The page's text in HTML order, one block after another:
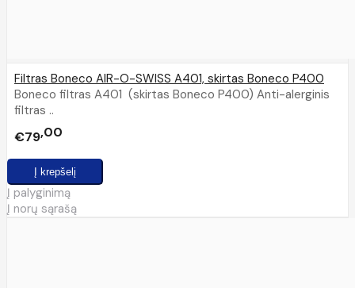
Filtras Boneco AIR-O-SWISS A401, skirtas Boneco P400
Boneco filtras A401 (skirtas Boneco P400) Anti-alerginis
filtras ..
€79 00
Į palyginimą
Į norų sąrašą